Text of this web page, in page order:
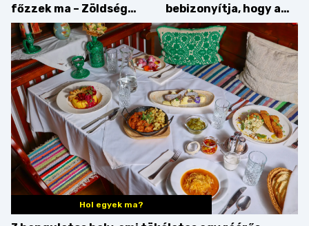
főzzek ma – Zöldség
minden mennyiségben
bebizonyítja, hogy a
barack húsok mellé is
zseniális
Hol egyek ma?